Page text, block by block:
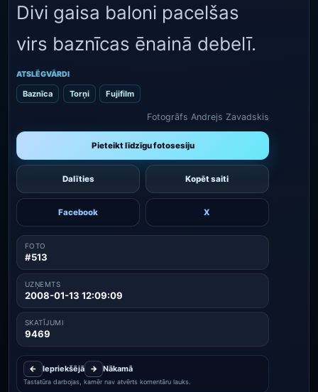
Divi gaisa baloni pacelšas
virs baznīcas ēnainā debelī.
ATSLĒGVĀRDI
Baznīca Torņi Fujifilm
Fotogrāfs Andrejs Zavadskis
Pieteikt līdzīgu fotosesiju
Dalīties Kopēt saiti
Facebook X
FOTO
#513
UZŅEMTS
2008-01-13 12:09:09
SKATĪJUMI
9469
← Iepriekšējā → Nākamā
Tastatūra darbojas, kamēr nav atvērts komentāru lauks.